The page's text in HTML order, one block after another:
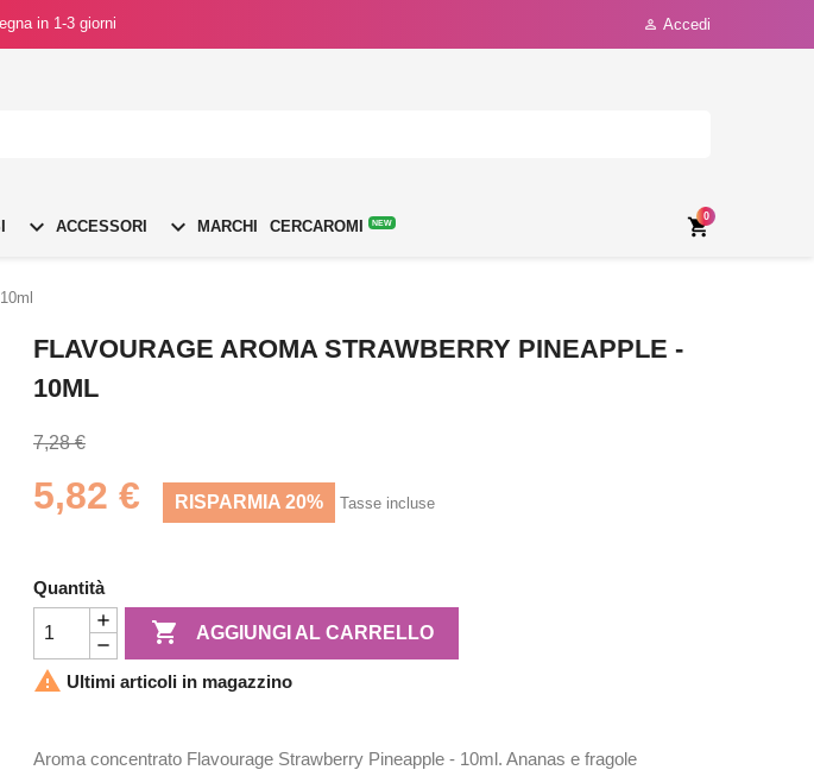
in 1-3 giorni  Accedi
 ACCESSORI  MARCHI CERCAROMI NEW 
0
FLAVOURAGE AROMA STRAWBERRY PINEAPPLE -
10ML
7,28 €
5,82 € RISPARMIA 20% Tasse incluse
Quantità
 AGGIUNGI AL CARRELLO
 Ultimi articoli in magazzino
Aroma concentrato Flavourage Strawberry Pineapple - 10ml. Ananas e fragole